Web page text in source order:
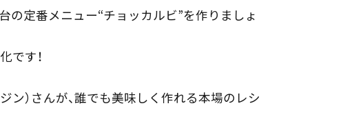
の定番メニュー“チョッカルビ”を作りましょ
です！
ン）さんが、誰でも美味しく作れる本場のレシ